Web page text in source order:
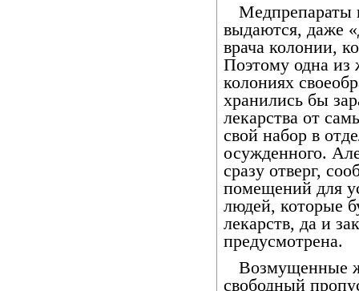
Медпрепараты
выдаются, даже
врача колонии,
Поэтому одна из
колониях
хранились бы
лекарства от
свой набор в
осужденного.
сразу отверг,
помещений для
людей, которые
лекарств, да и
предусмотрена.
Возмущенные
свободный